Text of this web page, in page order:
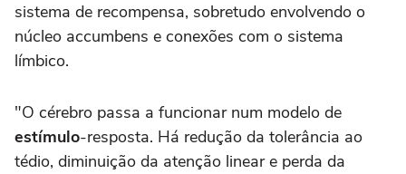
sistema de recompensa, sobretudo envolvendo o
núcleo accumbens e conexões com o sistema
límbico.
"O cérebro passa a funcionar num modelo de
estímulo-resposta. Há redução da tolerância ao
tédio, diminuição da atenção linear e perda da